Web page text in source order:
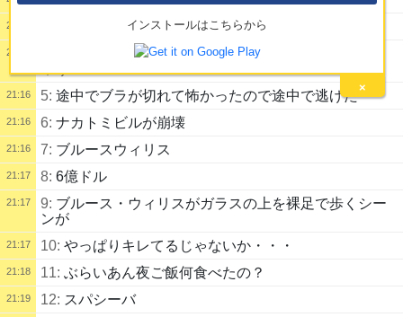
インストールはこちらから
×
21:16 一回あったけど
21:16
ディアナのはだしみてるとダイ・ハード思い出しち
21:16 5: 途中でブラが切れて怖かったので途中で逃げた
21:16 6: ナカトミビルが崩壊
21:16 7: ブルースウィリス
21:17 8: 6億ドル
21:17 9: ブルース・ウィリスがガラスの上を裸足で歩くシー
ンが
21:17 10: やっぱりキレてるじゃないか・・・
21:18 11: ぶらいあん夜ご飯何食べたの？
21:19 12: スパシーバ